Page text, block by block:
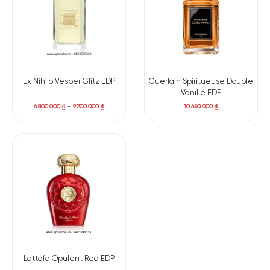
Angélique Noire trở nên cuốn hút, khác biệt và khó quên.
Ex Nihilo Vesper Glitz EDP
6.800.000₫ –9.200.000₫
Guerlain Spiritueuse Double
Vanille EDP
10.650.000₫
Lattafa Opulent Red EDP